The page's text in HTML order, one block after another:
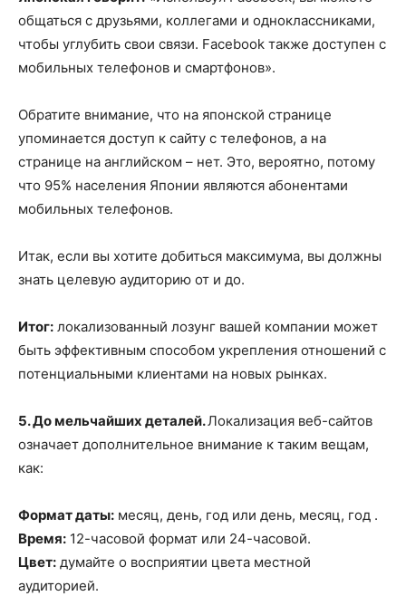
общаться с друзьями, коллегами и одноклассниками,
чтобы углубить свои связи. Facebook также доступен с
мобильных телефонов и смартфонов».
Обратите внимание, что на японской странице
упоминается доступ к сайту с телефонов, а на
странице на английском – нет. Это, вероятно, потому
что 95% населения Японии являются абонентами
мобильных телефонов.
Итак, если вы хотите добиться максимума, вы должны
знать целевую аудиторию от и до.
Итог: локализованный лозунг вашей компании может
быть эффективным способом укрепления отношений с
потенциальными клиентами на новых рынках.
5. До мельчайших деталей.Локализация веб-сайтов
означает дополнительное внимание к таким вещам,
как:
Формат даты: месяц, день, год или день, месяц, год .
Время: 12-часовой формат или 24-часовой.
Цвет: думайте о восприятии цвета местной
аудиторией.